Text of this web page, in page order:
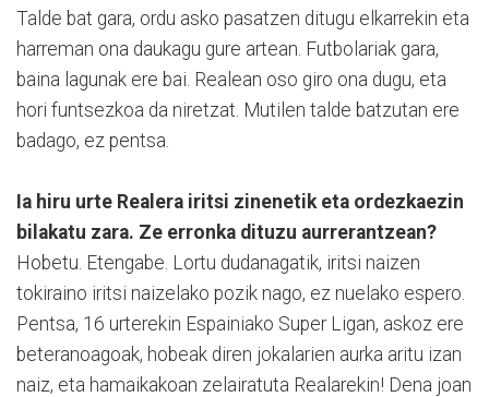
Talde bat gara, ordu asko pasatzen ditugu elkarrekin eta
harreman ona daukagu gure artean. Futbolariak gara,
baina lagunak ere bai. Realean oso giro ona dugu, eta
hori funtsezkoa da niretzat. Mutilen talde batzutan ere
badago, ez pentsa.
Ia hiru urte Realera iritsi zinenetik eta ordezkaezin
bilakatu zara. Ze erronka dituzu aurrerantzean?
Hobetu. Etengabe. Lortu dudanagatik, iritsi naizen
tokiraino iritsi naizelako pozik nago, ez nuelako espero.
Pentsa, 16 urterekin Espainiako Super Ligan, askoz ere
beteranoagoak, hobeak diren jokalarien aurka aritu izan
naiz, eta hamaikakoan zelairatuta Realarekin! Dena joan